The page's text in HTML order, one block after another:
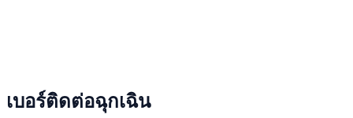
เบอร์ติดต่อฉุกเฉิน